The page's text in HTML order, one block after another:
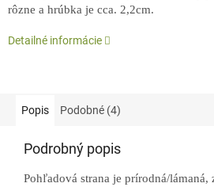
rôzne a hrúbka je cca. 2,2cm.
Detailné informácie
Popis Podobné (4)
Podrobný popis
Pohľadová strana je prírodná/lámaná,